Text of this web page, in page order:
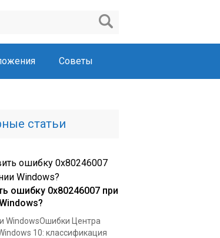
Советы
статьи
ошибку 0x80246007 при
WindowsОшибки Центра
10: классификация